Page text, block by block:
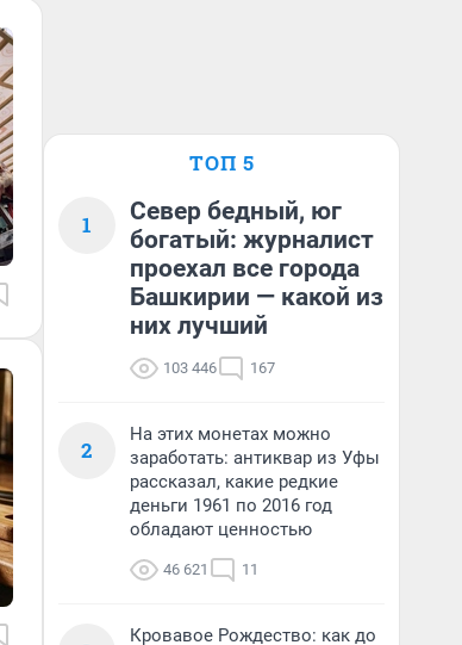
ТОП 5
1
Север бедный, юг
богатый: журналист
проехал все города
Башкирии — какой из
них лучший
103 446 167
2
На этих монетах можно
заработать: антиквар из Уфы
рассказал, какие редкие
деньги 1961 по 2016 год
обладают ценностью
46 621 11
Кровавое Рождество: как до